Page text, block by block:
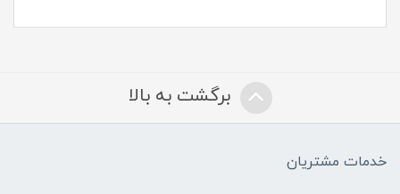
برگشت به بالا
خدمات مشتریان